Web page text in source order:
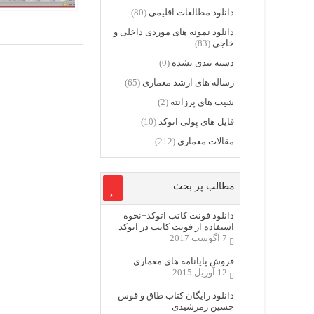
دانلود مطالعات اقلیمی (80)
دانلود نمونه های موردی داخلی و
خاجی (83)
دسته بندی نشده (0)
رساله های ارشد معماری (65)
شیت های پرزانته (2)
فایل های پولی اتوکد (10)
مقالات معماری (212)
مطالب پر بحث
دانلود فونت کاتب اتوکد+نحوه
استفاده از فونت کاتب در اتوکد
7 آگوست 2017
فروش پایانامه های معماری
12 آوریل 2015
دانلود رایگان کتاب طاق و قوس
حسین زمرشیدی